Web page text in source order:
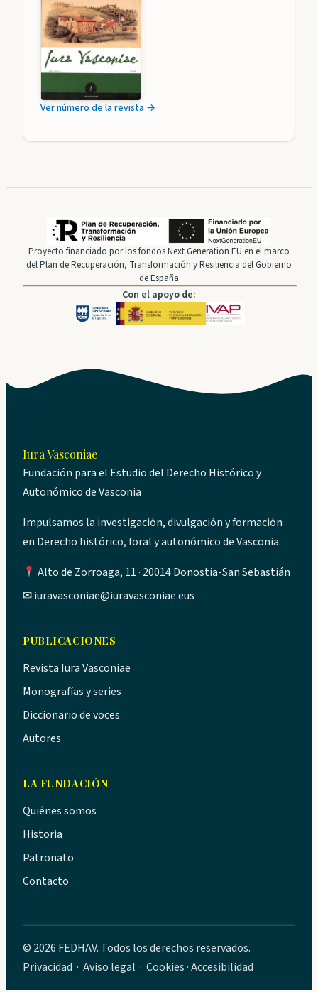
Ver número de la revista →
Proyecto financiado por los fondos Next Generation EU en el marco
del Plan de Recuperación, Transformación y Resiliencia del Gobierno
de España
Con el apoyo de:
Iura Vasconiae
Fundación para el Estudio del Derecho Histórico y
Autonómico de Vasconia
Impulsamos la investigación, divulgación y formación
en Derecho histórico, foral y autonómico de Vasconia.
Alto de Zorroaga, 11 · 20014 Donostia-San Sebastián
✉iuravasconiae@iuravasconiae.eus
PUBLICACIONES
Revista Iura Vasconiae
Monografías y series
Diccionario de voces
Autores
LA FUNDACIÓN
Quiénes somos
Historia
Patronato
Contacto
© 2026 FEDHAV. Todos los derechos reservados.
Privacidad · Aviso legal · Cookies·Accesibilidad